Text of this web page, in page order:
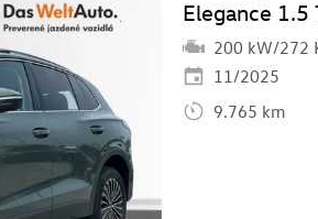
Elegance 1.5
200 kW/272
11/2025
9.765 km